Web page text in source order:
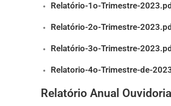
Relatório-1o-Trimestre-
Relatório-2o-Trimestre-
Relatório-3o-Trimestre-
Relatorio-4o-Trimestre-de-
Relatório Anual Ouvidoria